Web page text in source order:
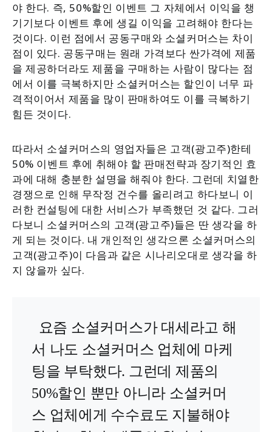
야 한다. 즉, 50%할인 이벤트 그 자체에서 이익을 챙
기기보다 이벤트 후에 생길 이익을 고려해야 한다는
것이다. 이런 점에서 공동구매와 소셜커머스는 차이
점이 있다. 공동구매는 원래 가격보다 싼가격에 제품
을 제공하더라도 제품을 구매하는 사람이 많다는 점
에서 이를 극복하지만 소셜커머스는 할인이 너무 파
격적이어서 제품을 많이 판매하여도 이를 극복하기
힘든 것이다.
따라서 소셜커머스의 영업자들은 고객(광고주)한테
50% 이벤트 후에 취해야 할 판매전략과 장기적인 효
과에 대해 충분한 설명을 해줘야 한다. 그런데 치열한
경쟁으로 인해 무작정 건수를 올리려고 하다보니 이
러한 컨설팅에 대한 서비스가 부족했던 것 같다. 그러
다보니 소셜커머스의 고객(광고주)들은 딴 생각을 하
게 되는 것이다. 내 개인적인 생각으론 소셜커머스의
고객(광고주)이 다음과 같은 시나리오대로 생각을 하
지 않을까 싶다.
요즘 소셜커머스가 대세라고 해
서 나도 소셜커머스 업체에 마케
팅을 부탁했다. 그런데 제품의
50%할인 뿐만 아니라 소셜커머
스 업체에게 수수료도 지불해야